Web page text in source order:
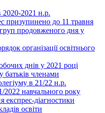
2020-2021 н.р.
призупинено до 11 травня
продовженого дня у
організації освітнього
днів у 2021 році
батьків членами
в 21/22 н.р.
2022 навчального року
експрес-діагностики
освіти